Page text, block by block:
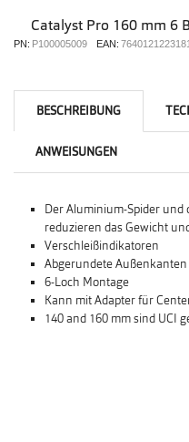
Catalyst Pro 160 mm 6
PN: P100005009 EAN: 7640121223181
BESCHREIBUNG
ANWEISUNGEN
Der Aluminium-Spider
reduzieren das Gewicht
Verschleißindikatoren
Abgerundete Außenkanten
6-Loch Montage
Kann mit Adapter für
140 and 160 mm sind UCI